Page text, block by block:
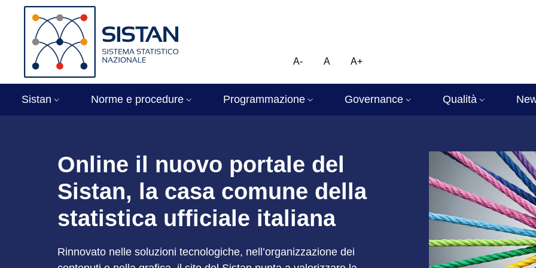
al contenuto principale
to footer content
Immagine
A- A A+
Sistan Norme e procedure Programmazione Governance Qualità
Online il nuovo portale del
Sistan, la casa comune della
statistica ufficiale italiana
Rinnovato nelle soluzioni tecnologiche, nell’organizzazione dei